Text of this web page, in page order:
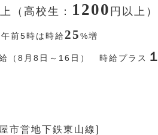
（高校生： 1200 円 以上）
前5時は時給25%増
（8月8日～16日） 時給プラス １
市営地下鉄東山線]